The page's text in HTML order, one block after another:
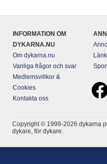
INFORMATION OM
DYKARNA.NU
Om dykarna.nu
Vanliga frågor och svar
Medlemsvillkor &
Cookies
Kontakta oss
Copyright © 1999-2026 dykarna
dykare, för dykare.